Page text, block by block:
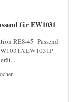
Elektrozahnbürsten Ladegerät verwendbar passend für EW1031
RE8-45 Passend
EW1031P